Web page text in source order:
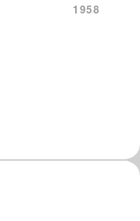
1958